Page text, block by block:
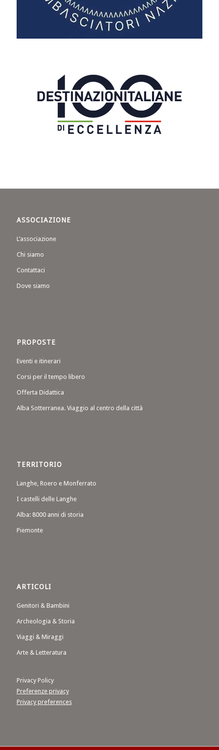
ASSOCIAZIONE
L’associazione
Chi siamo
Contattaci
Dove siamo
PROPOSTE
Eventi e itinerari
Corsi per il tempo libero
Offerta Didattica
Alba Sotterranea. Viaggio al centro della città
TERRITORIO
Langhe, Roero e Monferrato
I castelli delle Langhe
Alba: 8000 anni di storia
Piemonte
ARTICOLI
Genitori & Bambini
Archeologia & Storia
Viaggi & Miraggi
Arte & Letteratura
Privacy Policy
Preferenze privacy
Privacy preferences